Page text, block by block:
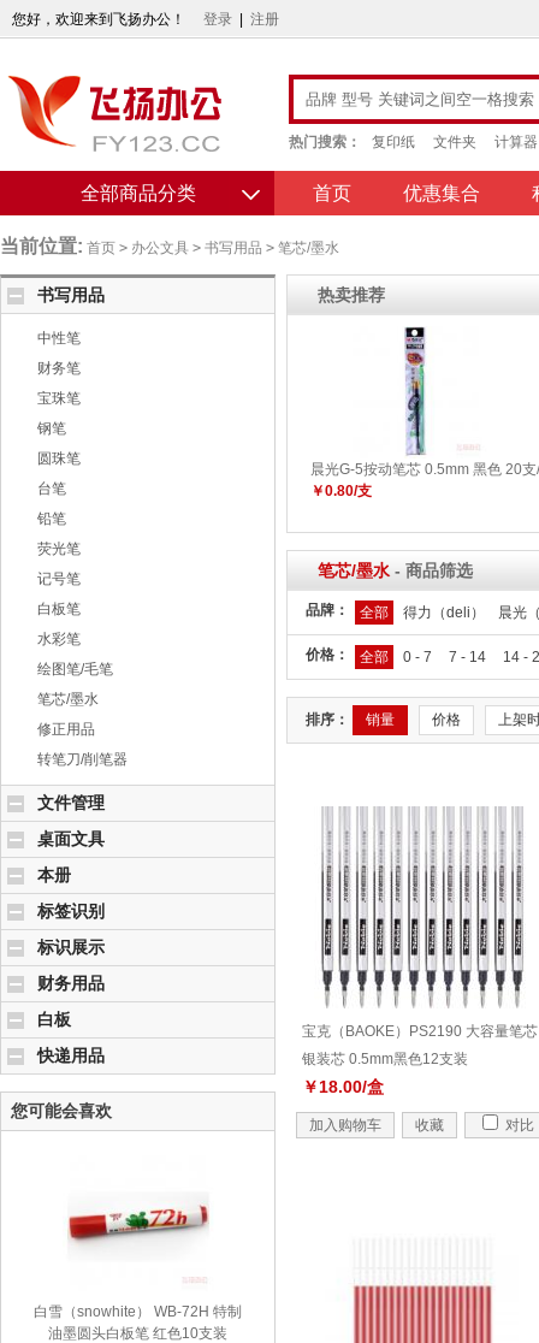
您好，欢迎来到飞扬办公！ 登录 注册
热门搜索： 复印纸 文件夹 计算器
全部商品分类 首页 优惠集合
当前位置: 首页 > 办公文具 > 书写用品 > 笔芯/墨水
书写用品
中性笔
财务笔
宝珠笔
钢笔
圆珠笔
台笔
铅笔
荧光笔
记号笔
白板笔
水彩笔
绘图笔/毛笔
笔芯/墨水
修正用品
转笔刀/削笔器
文件管理
桌面文具
本册
标签识别
标识展示
财务用品
白板
快递用品
您可能会喜欢
白雪（snowhite） WB-72H 特制
油墨圆头白板笔 红色10支装
热卖推荐
晨光G-5按动笔芯 0.5mm 黑色 20支
￥0.80/支
笔芯/墨水 - 商品筛选
品牌： 全部 得力（deli） 晨光
价格： 全部 0 - 7 7 - 14 14 -
排序： 销量 价格 上架
宝克（BAOKE）PS2190 大容量笔芯
银装芯 0.5mm黑色12支装
￥18.00/盒
加入购物车 收藏 对比